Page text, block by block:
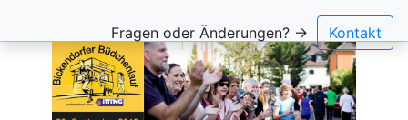
Fragen oder Änderungen? → Kontakt